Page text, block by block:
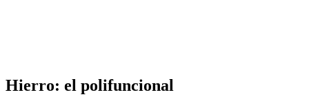
Hierro: el polifuncional